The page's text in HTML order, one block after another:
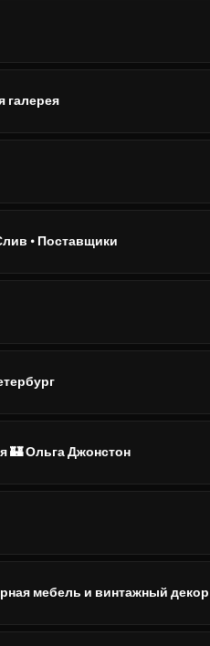
галерея
• Поставщики
🏰 Ольга Джонстон
мебель и винтажный декор